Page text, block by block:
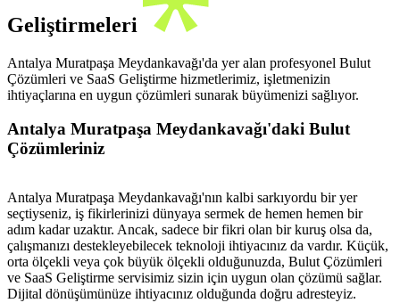
Geliştirmeleri
Antalya Muratpaşa Meydankavağı'da yer alan profesyonel Bulut
Çözümleri ve SaaS Geliştirme hizmetlerimiz, işletmenizin
ihtiyaçlarına en uygun çözümleri sunarak büyümenizi sağlıyor.
Antalya Muratpaşa Meydankavağı'daki Bulut
Çözümleriniz
Antalya Muratpaşa Meydankavağı'nın kalbi sarkıyordu bir yer
seçtiyseniz, iş fikirlerinizi dünyaya sermek de hemen hemen bir
adım kadar uzaktır. Ancak, sadece bir fikri olan bir kuruş olsa da,
çalışmanızı destekleyebilecek teknoloji ihtiyacınız da vardır. Küçük,
orta ölçekli veya çok büyük ölçekli olduğunuzda, Bulut Çözümleri
ve SaaS Geliştirme servisimiz sizin için uygun olan çözümü sağlar.
Dijital dönüşümünüze ihtiyacınız olduğunda doğru adresteyiz.